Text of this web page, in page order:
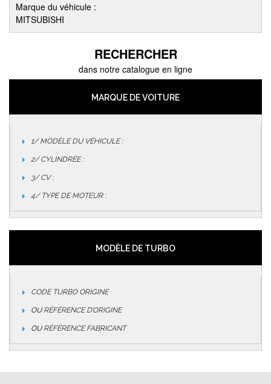
Marque du véhicule :
MITSUBISHI
RECHERCHER
dans notre catalogue en ligne
MARQUE DE VOITURE
1/ MODÈLE DU VÉHICULE :
2/ CYLINDRÉE :
3/ CV :
4/ TYPE DE MOTEUR :
MODÈLE DE TURBO
CODE TURBO ORIGINE
OURÉFÉRENCE D’ORIGINE
OURÉFÉRENCE FABRICANT